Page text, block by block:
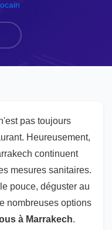
pas toujours
Heureusement,
continuent
mesures sanitaires.
pouce, déguster au
nombreuses options
à Marrakech.